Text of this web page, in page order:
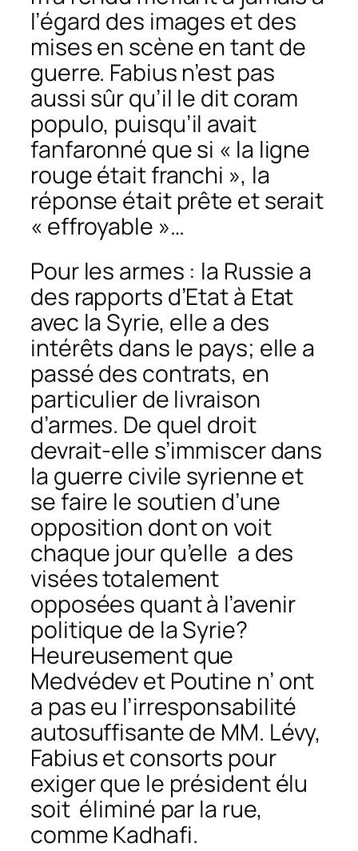
l’égard des images et des
mises en scène en tant de
guerre. Fabius n’est pas
aussi sûr qu’il le ditcoram
populo, puisqu’il avait
fanfaronné que si « la ligne
rouge était franchi », la
réponse était prête et serait
« effroyable »…
Pour les armes : la Russie a
des rapports d’Etat à Etat
avec la Syrie, elle a des
intérêts dans le pays; elle a
passé des contrats, en
particulier de livraison
d’armes. De quel droit
devrait-elle s’immiscer dans
la guerre civile syrienne et
se faire le soutien d’une
opposition dont on voit
chaque jour qu’elle a des
visées totalement
opposées quant à l’avenir
politique de la Syrie?
Heureusement que
Medvédev et Poutine n’ ont
a pas eu l’irresponsabilité
autosuffisante de MM. Lévy,
Fabius et consorts pour
exiger que le président élu
soit éliminé par la rue,
comme Kadhafi.